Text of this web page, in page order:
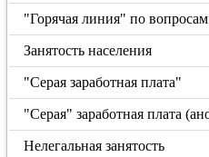
"Горячая линия" по
Занятость населения
"Серая заработная плата"
"Серая" заработная плата
Нелегальная занятость